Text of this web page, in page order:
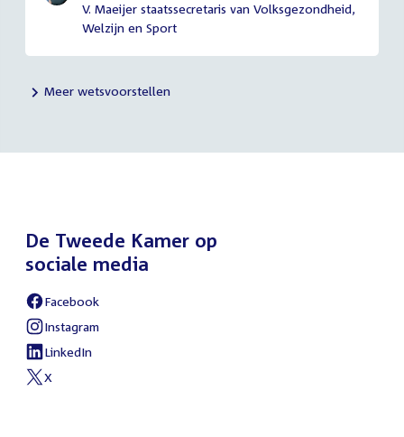
V. Maeijer staatssecretaris van Volksgezondheid,
Welzijn en Sport
Meer wetsvoorstellen
De Tweede Kamer op
sociale media
External
link:
Facebook
External
link:
Instagram
External
link:
LinkedIn
External
X